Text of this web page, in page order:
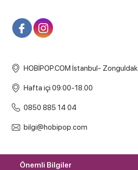
HOBİPOP.COM İstanbul- Zonguldak
Hafta içi 09:00-18.00
0850 885 14 04
bilgi@hobipop.com
Önemli Bilgiler